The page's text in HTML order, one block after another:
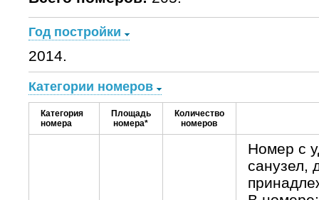
Год постройки
2014.
Категории номеров
Категория
номера
Площадь
номера*
Количество
номеров
Номер с
санузел,